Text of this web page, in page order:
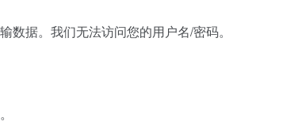
据。我们无法访问您的用户名/密码。